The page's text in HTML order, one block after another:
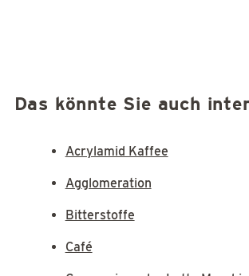
Das könnte Sie auch
Acrylamid Kaffee
Agglomeration
Bitterstoffe
Café